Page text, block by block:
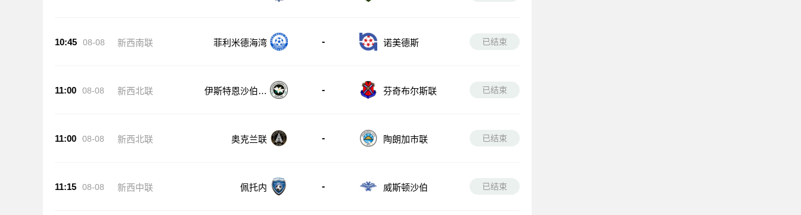
10:45 08-08 新西南联 菲利米德海湾 - 诺美德斯 已结束
11:00 08-08 新西北联
伊斯特恩沙伯奥
- 芬奇布尔斯联 已结束
11:00 08-08 新西北联 奥克兰联 - 陶朗加市联 已结束
11:15 08-08 新西中联 佩托内 - 威斯顿沙伯 已结束